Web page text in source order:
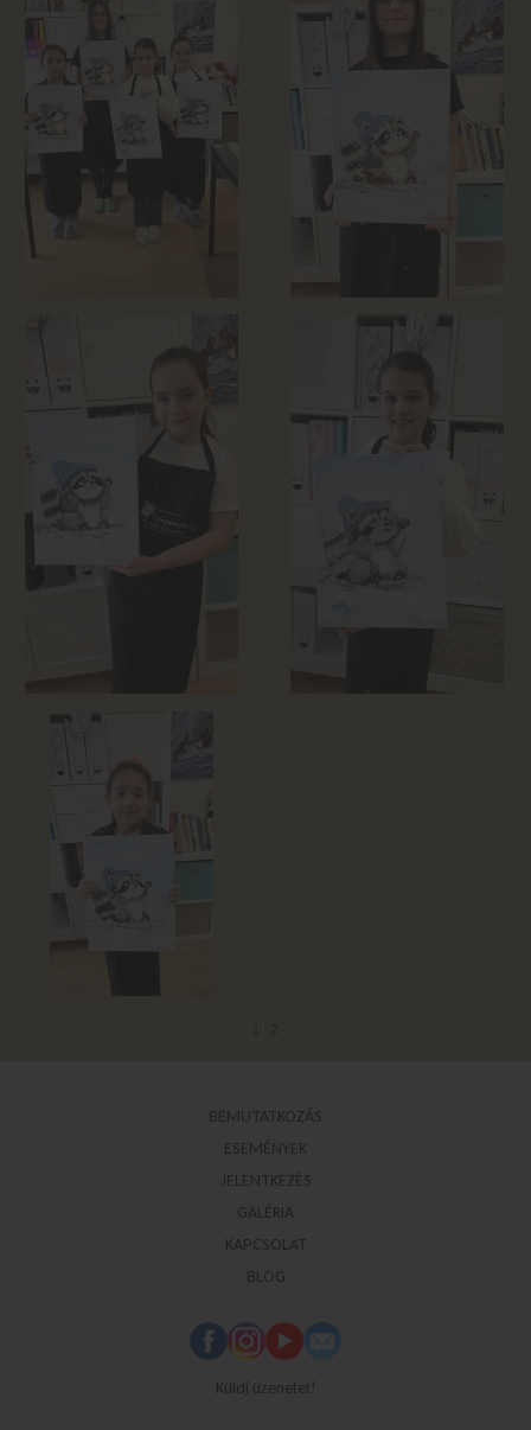
BEMUTATKOZÁS
ESEMÉNYEK
JELENTKEZÉS
GALÉRIA
KAPCSOLAT
BLOG
Küldj üzenetet!